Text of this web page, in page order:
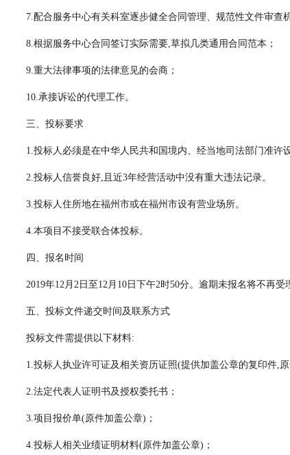
7.配合服务中心有关科室逐步健全合同管理、规范性文件审查
8.根据服务中心合同签订实际需要,草拟几类通用合同范本；
9.重大法律事项的法律意见的会商；
10.承接诉讼的代理工作。
三、投标要求
1.投标人必须是在中华人民共和国境内、经当地司法部门准许
2.投标人信誉良好,且近3年经营活动中没有重大违法记录。
3.投标人住所地在福州市或在福州市设有营业场所。
4.本项目不接受联合体投标。
四、报名时间
2019年12月2日至12月10日下午2时50分。逾期未报名将不再受
五、投标文件递交时间及联系方式
投标文件需提供以下材料:
1.投标人执业许可证及相关资历证照(提供加盖公章的复印件,原
2.法定代表人证明书及授权委托书；
3.项目报价单(原件加盖公章)；
4.投标人相关业绩证明材料(原件加盖公章)；